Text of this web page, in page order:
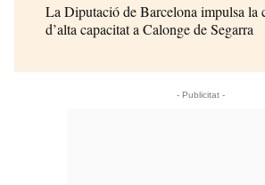
La Diputació de Barcelona impulsa la
d’alta capacitat a Calonge de Segarra
- Publicitat -